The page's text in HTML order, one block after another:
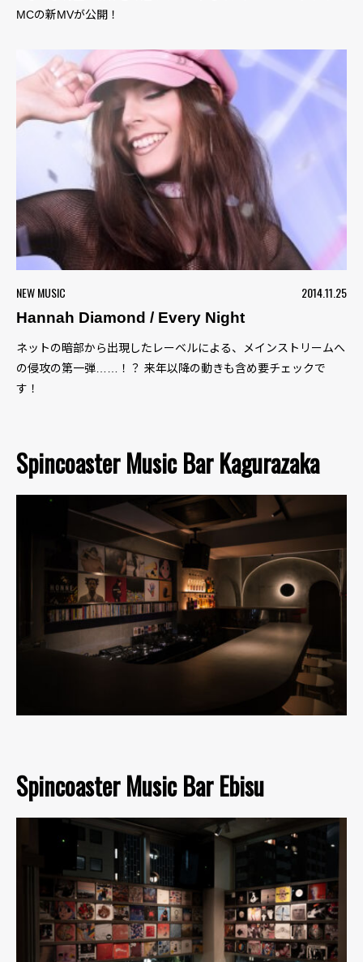
MCの新MVが公開！
NEW MUSIC
2014.11.25
Hannah Diamond / Every Night
ネットの暗部から出現したレーベルによる、メインストリームへ
の侵攻の第一弾……！？ 来年以降の動きも含め要チェックで
す！
Spincoaster Music Bar Kagurazaka
Spincoaster Music Bar Ebisu